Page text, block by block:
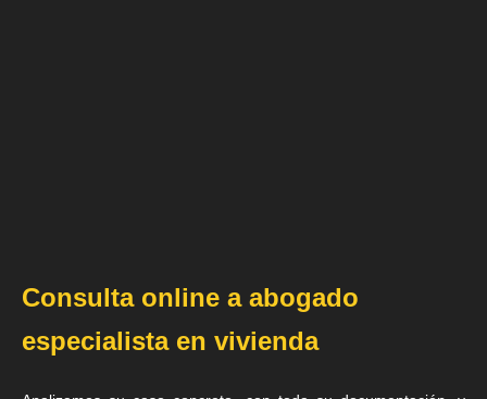
Consulta online a abogado
especialista en vivienda